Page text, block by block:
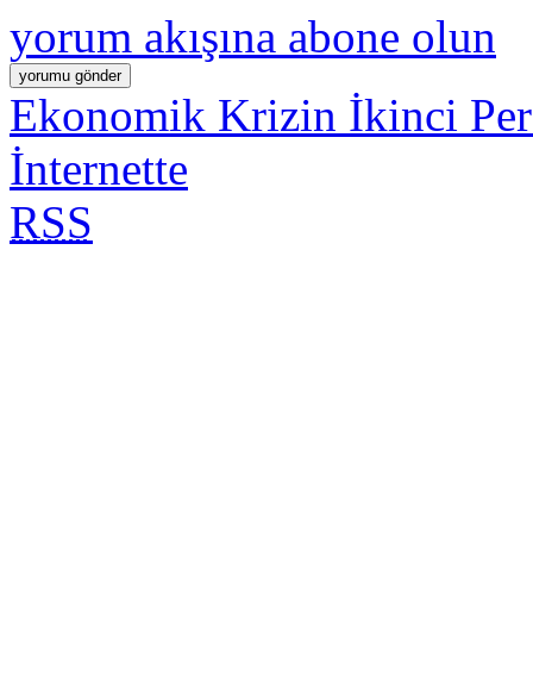
yorum akışına abone olun
Ekonomik Krizin İkinci
İnternette
RSS